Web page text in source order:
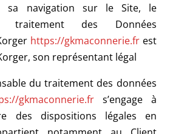
sa navigation sur le Site, le
traitement des Données
https://gkmaconnerie.fr est
son représentant légal
du traitement des données
gkmaconnerie.fr
s’engage à
des dispositions légales en